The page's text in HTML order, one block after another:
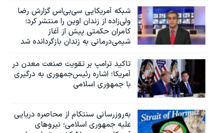
شبکه آمریکایی سی‌بی‌‌اس گزارش رضا
ولی‌زاده از زندان اوین را منتشر کرد؛
کامران حکمتی پیش از آغاز
شیمی‌درمانی به زندان بازگردانده شد
تاکید ترامپ بر تقویت صنعت معدن در
آمریکا؛ اشاره رئیس‌جمهوری به درگیری
با جمهوری اسلامی
به‌روزرسانی سنتکام از محاصره دریایی
علیه جمهوری اسلامی؛ نیروهای